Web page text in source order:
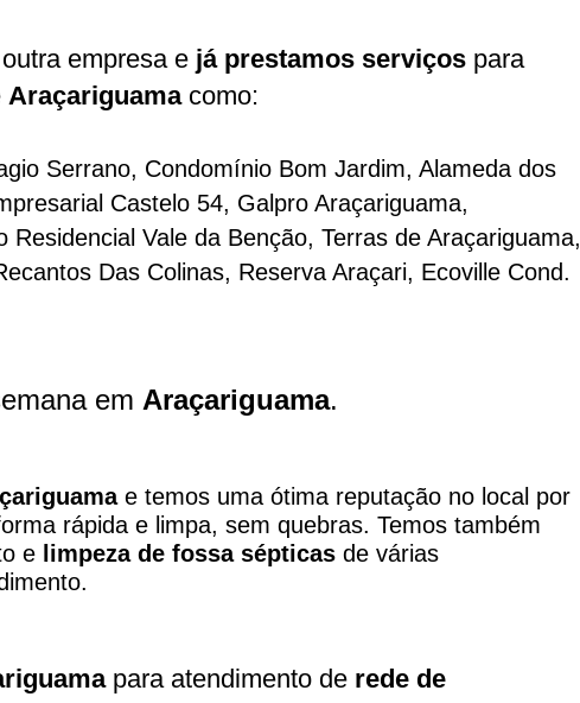
empresa e já prestamos serviços para
Araçariguamacomo:
Serrano, Condomínio Bom Jardim, Alameda dos
Castelo 54, Galpro Araçariguama,
Vale da Benção, Terras de Araçariguama,
Das Colinas, Reserva Araçari, Ecoville Cond.
em Araçariguama.
e temos uma ótima reputação no local por
rápida e limpa, sem quebras. Temos também
e limpeza de fossa sépticas de várias
para atendimento de rede de